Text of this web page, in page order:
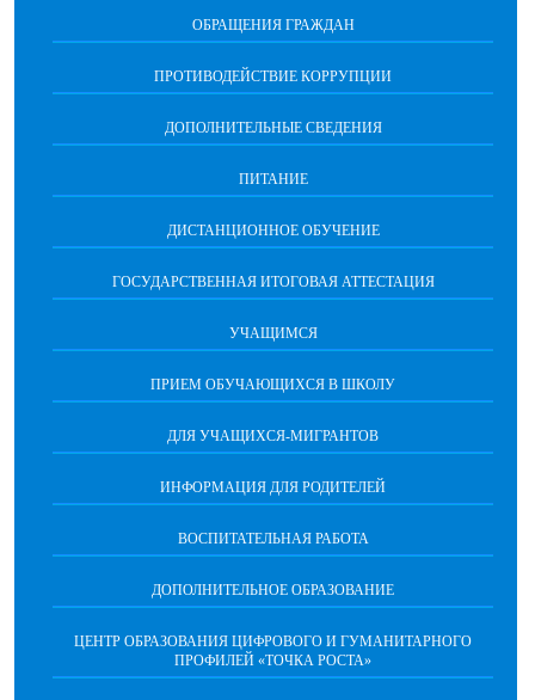
ОБРАЩЕНИЯ ГРАЖДАН
ПРОТИВОДЕЙСТВИЕ КОРРУПЦИИ
ДОПОЛНИТЕЛЬНЫЕ СВЕДЕНИЯ
ПИТАНИЕ
ДИСТАНЦИОННОЕ ОБУЧЕНИЕ
ГОСУДАРСТВЕННАЯ ИТОГОВАЯ АТТЕСТАЦИЯ
УЧАЩИМСЯ
ПРИЕМ ОБУЧАЮЩИХСЯ В ШКОЛУ
ДЛЯ УЧАЩИХСЯ-МИГРАНТОВ
ИНФОРМАЦИЯ ДЛЯ РОДИТЕЛЕЙ
ВОСПИТАТЕЛЬНАЯ РАБОТА
ДОПОЛНИТЕЛЬНОЕ ОБРАЗОВАНИЕ
ЦЕНТР ОБРАЗОВАНИЯ ЦИФРОВОГО И ГУМАНИТАРНОГО
ПРОФИЛЕЙ «ТОЧКА РОСТА»